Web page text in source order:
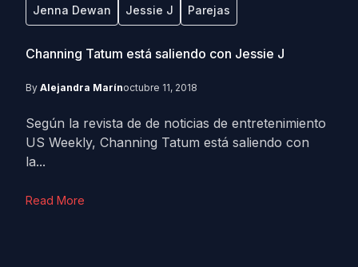
Jenna Dewan Jessie J Parejas
Channing Tatum está saliendo con Jessie J
By Alejandra Marínoctubre 11, 2018
Según la revista de de noticias de entretenimiento
US Weekly, Channing Tatum está saliendo con
la...
Read More